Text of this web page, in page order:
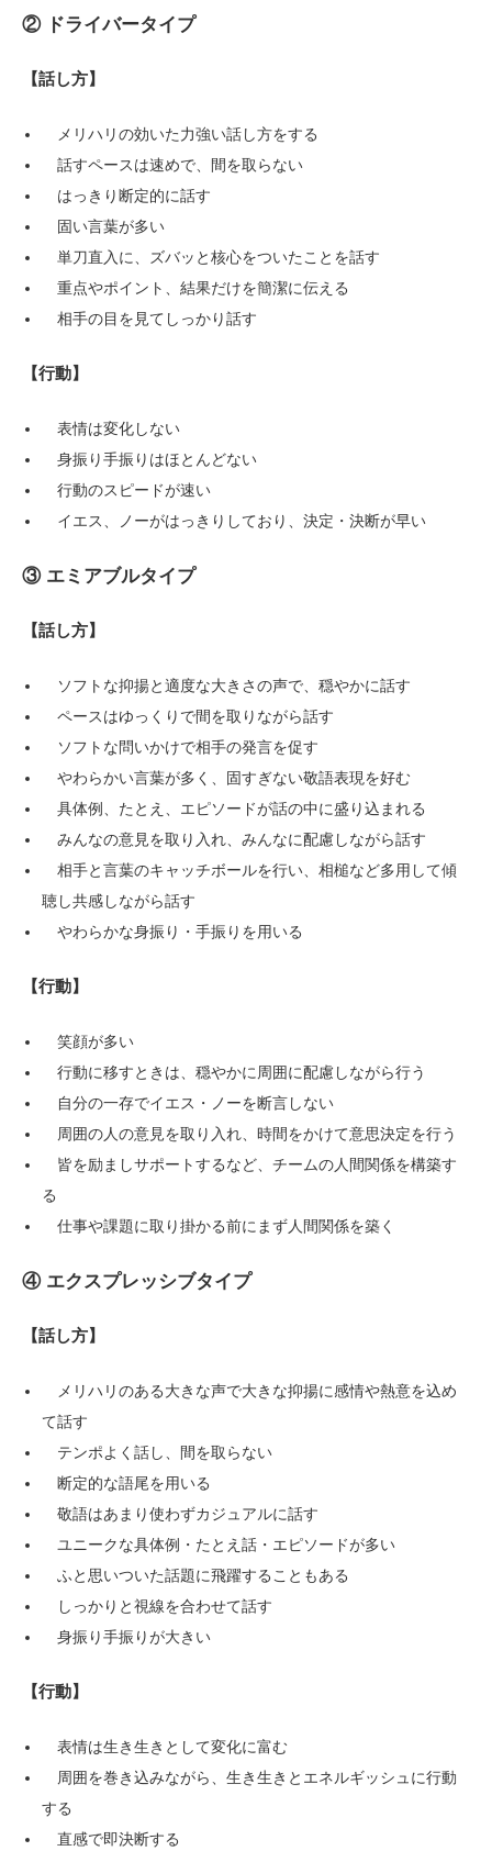
② ドライバータイプ
【話し方】
メリハリの効いた力強い話し方をする
話すペースは速めで、間を取らない
はっきり断定的に話す
固い言葉が多い
単刀直入に、ズバッと核心をついたことを話す
重点やポイント、結果だけを簡潔に伝える
相手の目を見てしっかり話す
【行動】
表情は変化しない
身振り手振りはほとんどない
行動のスピードが速い
イエス、ノーがはっきりしており、決定・決断が早い
③ エミアブルタイプ
【話し方】
ソフトな抑揚と適度な大きさの声で、穏やかに話す
ペースはゆっくりで間を取りながら話す
ソフトな問いかけで相手の発言を促す
やわらかい言葉が多く、固すぎない敬語表現を好む
具体例、たとえ、エピソードが話の中に盛り込まれる
みんなの意見を取り入れ、みんなに配慮しながら話す
相手と言葉のキャッチボールを行い、相槌など多用して傾
聴し共感しながら話す
やわらかな身振り・手振りを用いる
【行動】
笑顔が多い
行動に移すときは、穏やかに周囲に配慮しながら行う
自分の一存でイエス・ノーを断言しない
周囲の人の意見を取り入れ、時間をかけて意思決定を行う
皆を励ましサポートするなど、チームの人間関係を構築す
る
仕事や課題に取り掛かる前にまず人間関係を築く
④ エクスプレッシブタイプ
【話し方】
メリハリのある大きな声で大きな抑揚に感情や熱意を込め
て話す
テンポよく話し、間を取らない
断定的な語尾を用いる
敬語はあまり使わずカジュアルに話す
ユニークな具体例・たとえ話・エピソードが多い
ふと思いついた話題に飛躍することもある
しっかりと視線を合わせて話す
身振り手振りが大きい
【行動】
表情は生き生きとして変化に富む
周囲を巻き込みながら、生き生きとエネルギッシュに行動
する
直感で即決断する